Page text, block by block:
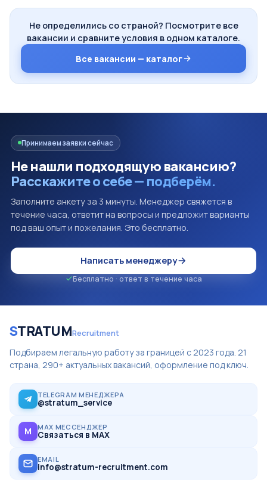
Не определились со страной? Посмотрите все
вакансии и сравните условия в одном каталоге.
Все вакансии — каталог
Принимаем заявки сейчас
Не нашли подходящую вакансию?
Расскажите о себе — подберём.
Заполните анкету за 3 минуты. Менеджер свяжется в
течение часа, ответит на вопросы и предложит варианты
под ваш опыт и пожелания. Это бесплатно.
Написать менеджеру
Бесплатно · ответ в течение часа
STRATUMRecruitment
Подбираем легальную работу за границей с 2023 года. 21
страна, 290+ актуальных вакансий, оформление под ключ.
TELEGRAM МЕНЕДЖЕРА
@stratum_service
M MAX МЕССЕНДЖЕР
Связаться в MAX
EMAIL
info@stratum-recruitment.com